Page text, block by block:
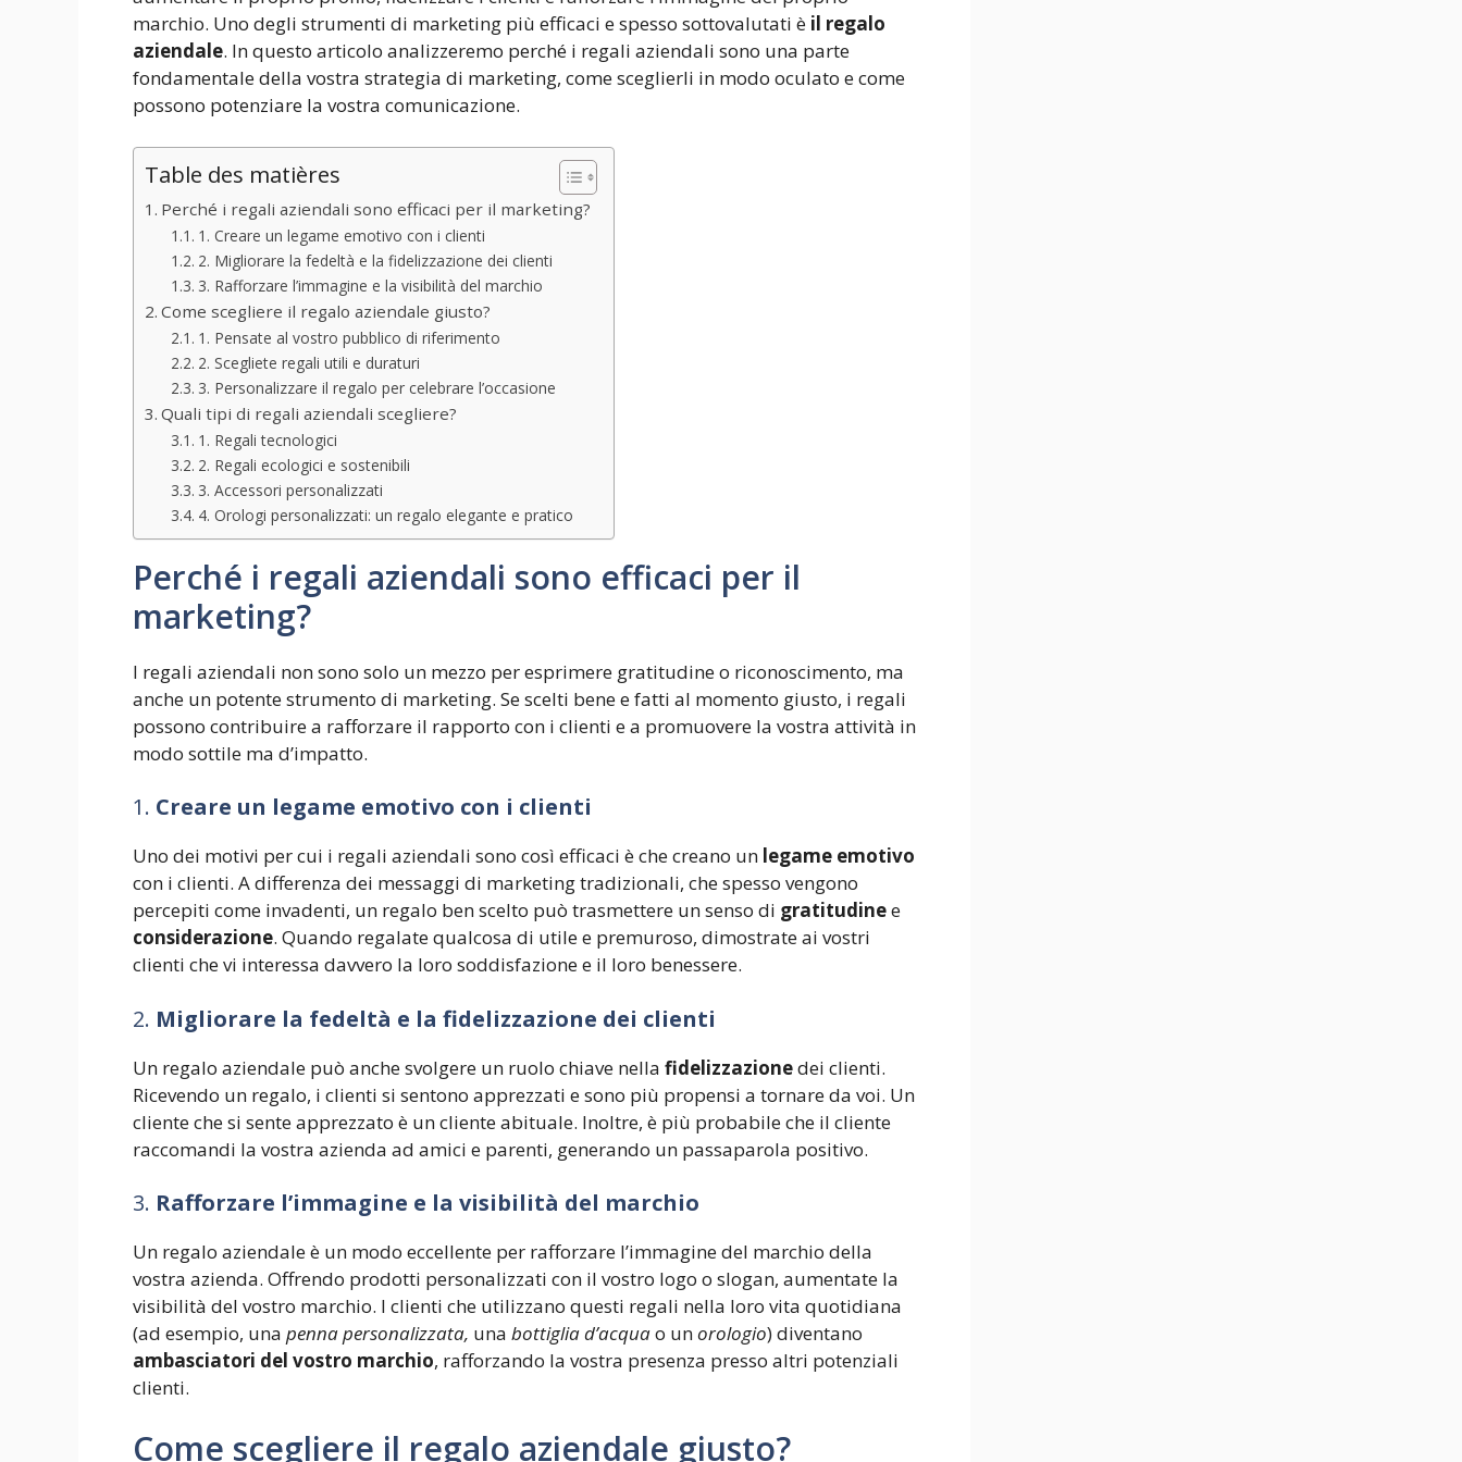
marchio. Uno degli strumenti di marketing più efficaci e spesso sottovalutati è il regalo
aziendale. In questo articolo analizzeremo perché i regali aziendali sono una parte
fondamentale della vostra strategia di marketing, come sceglierli in modo oculato e come
possono potenziare la vostra comunicazione.
Table des matières
Perché i regali aziendali sono efficaci per il marketing?
1. Creare un legame emotivo con i clienti
2. Migliorare la fedeltà e la fidelizzazione dei clienti
3. Rafforzare l’immagine e la visibilità del marchio
Come scegliere il regalo aziendale giusto?
1. Pensate al vostro pubblico di riferimento
2. Scegliete regali utili e duraturi
3. Personalizzare il regalo per celebrare l’occasione
Quali tipi di regali aziendali scegliere?
1. Regali tecnologici
2. Regali ecologici e sostenibili
3. Accessori personalizzati
4. Orologi personalizzati: un regalo elegante e pratico
Perché i regali aziendali sono efficaci per il
marketing?
I regali aziendali non sono solo un mezzo per esprimere gratitudine o riconoscimento, ma
anche un potente strumento di marketing. Se scelti bene e fatti al momento giusto, i regali
possono contribuire a rafforzare il rapporto con i clienti e a promuovere la vostra attività in
modo sottile ma d’impatto.
1. Creare un legame emotivo con i clienti
Uno dei motivi per cui i regali aziendali sono così efficaci è che creano un legame emotivo
con i clienti. A differenza dei messaggi di marketing tradizionali, che spesso vengono
percepiti come invadenti, un regalo ben scelto può trasmettere un senso di gratitudinee
considerazione. Quando regalate qualcosa di utile e premuroso, dimostrate ai vostri
clienti che vi interessa davvero la loro soddisfazione e il loro benessere.
2. Migliorare la fedeltà e la fidelizzazione dei clienti
Un regalo aziendale può anche svolgere un ruolo chiave nella fidelizzazionedei clienti.
Ricevendo un regalo, i clienti si sentono apprezzati e sono più propensi a tornare da voi. Un
cliente che si sente apprezzato è un cliente abituale. Inoltre, è più probabile che il cliente
raccomandi la vostra azienda ad amici e parenti, generando un passaparola positivo.
3. Rafforzare l’immagine e la visibilità del marchio
Un regalo aziendale è un modo eccellente per rafforzare l’immagine del marchio della
vostra azienda. Offrendo prodotti personalizzati con il vostro logo o slogan, aumentate la
visibilità del vostro marchio. I clienti che utilizzano questi regali nella loro vita quotidiana
(ad esempio, una penna personalizzata, una bottiglia d’acquao unorologio) diventano
ambasciatori del vostro marchio, rafforzando la vostra presenza presso altri potenziali
clienti.
Come scegliere il regalo aziendale giusto?